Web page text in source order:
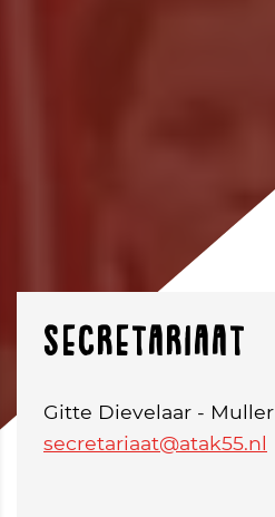
Secretariaat
Gitte Dievelaar - Muller
secretariaat@atak55.nl